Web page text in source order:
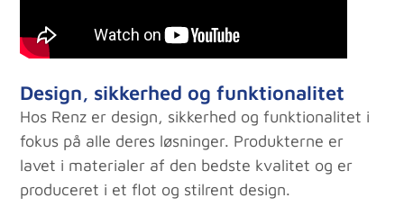
Design, sikkerhed og funktionalitet
Hos Renz er design, sikkerhed og funktionalitet i
fokus på alle deres løsninger. Produkterne er
lavet i materialer af den bedste kvalitet og er
produceret i et flot og stilrent design.